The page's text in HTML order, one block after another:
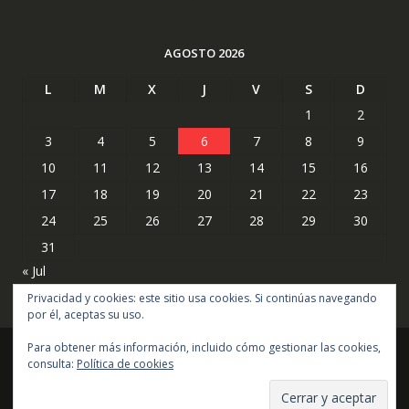
AGOSTO 2026
L M X J V S
D
1
2
3
4 5 6 7 8
9
10
11 12 13 14 15
16
17
18 19 20 21 22
23
24
25 26 27 28 29
30
31
« Jul
Copyright © todos los derechos reservados
Acme Themes
Privacidad y cookies: este sitio usa cookies. Si continúas navegando
por él, aceptas su uso.
Para obtener más información, incluido cómo gestionar las cookies,
consulta: Política de cookies